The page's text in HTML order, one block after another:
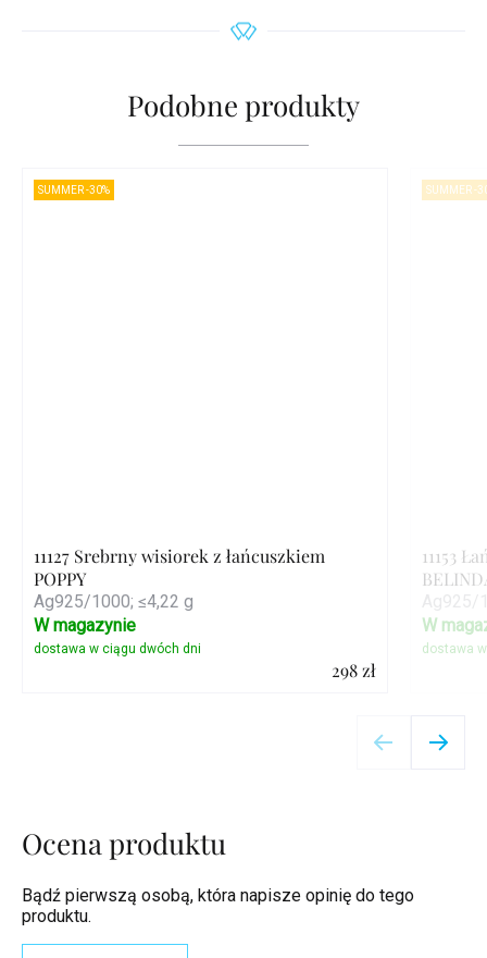
Podobne produkty
SUMMER -30%
11127 Srebrny wisiorek z łańcuszkiem
POPPY
Ag925/1000; ≤4,22 g
298 zł
W magazynie
SUMMER -
11153
W
Ocena produktu
Bądź pierwszą osobą, która napisze opinię do tego
produktu.